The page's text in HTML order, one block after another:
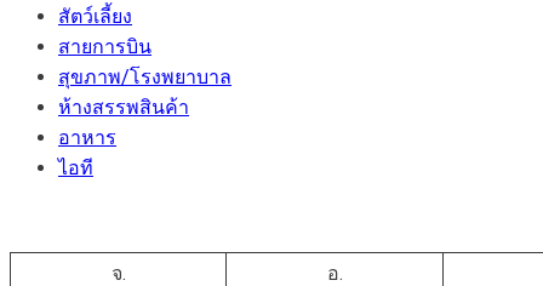
สัตว์เลี้ยง
สายการบิน
สุขภาพ/โรงพยาบาล
ห้างสรรพสินค้า
อาหาร
ไอที
จ. อ.